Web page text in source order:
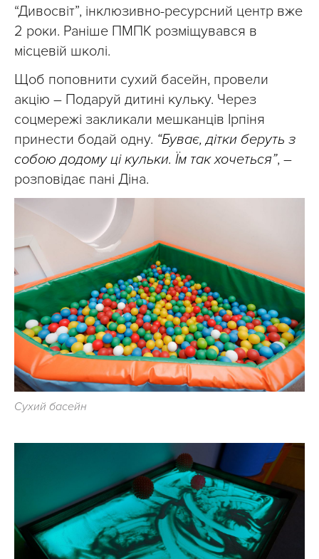
“Дивосвіт”, інклюзивно-ресурсний центр вже
2 роки. Раніше ПМПК розміщувався в
місцевій школі.
Щоб поповнити сухий басейн, провели
акцію – Подаруй дитині кульку. Через
соцмережі закликали мешканців Ірпіня
принести бодай одну. “Буває, дітки беруть з
собою додому ці кульки. Їм так хочеться”, –
розповідає пані Діна.
Сухий басейн